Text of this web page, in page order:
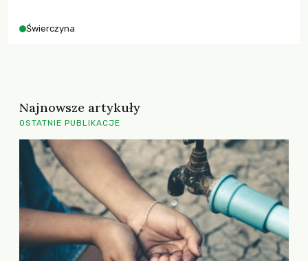
Świerczyna
Najnowsze artykuły
OSTATNIE PUBLIKACJE